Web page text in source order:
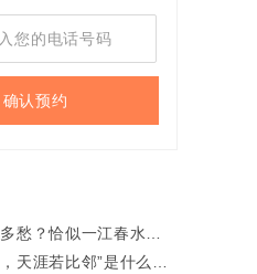
确认预约
愁？恰似一江春水向
后的故事是什么？
天涯若比邻”是什么意